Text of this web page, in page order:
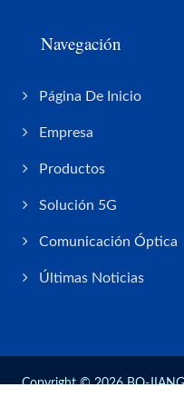
Navegación
Página De Inicio
Empresa
Productos
Solución 5G
Comunicación Óptica
Últimas Noticias
Copyright © 2026BO-